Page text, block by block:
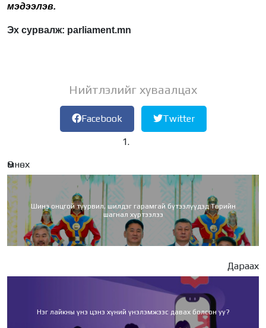
мэдээлэв.
Эх сурвалж: parliament.mn
Нийтлэлийг хуваалцах
Facebook Twitter
Өмнөх
Шинэ онцгой туурвил, шилдэг гарамгай бүтээлүүдэд Төрийн
шагнал хүртээлээ
Дараах
Нэг лайкны үнэ цэнэ хүний үнэлэмжээс давах болсон уу?